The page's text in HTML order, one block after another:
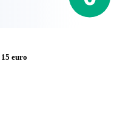
15 euro